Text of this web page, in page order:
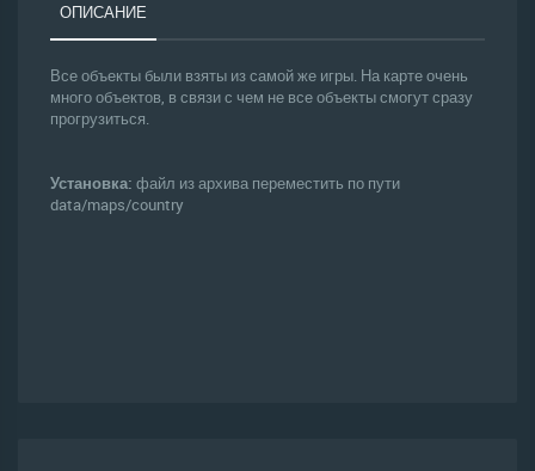
ОПИСАНИЕ
Все объекты были взяты из самой же игры. На карте очень
много объектов, в связи с чем не все объекты смогут сразу
прогрузиться.
Установка: файл из архива переместить по пути
data/maps/country